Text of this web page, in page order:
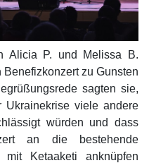
Alicia P. und Melissa B.
zu Gunsten
sagten sie,
viele andere
würden und dass
an die bestehende
Ketaaketi anknüpfen